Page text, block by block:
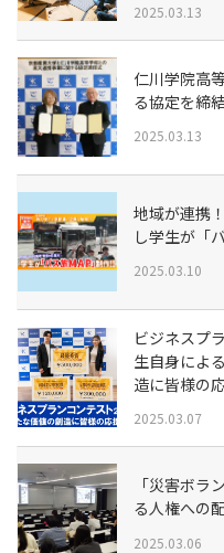
2025.03.13
仁川学院高
る協定を締
2025.03.13
地域が連携
し学生が「
2025.03.10
ビジネスプ
生自身によ
造に皆様の
2025.03.07
「災害ボラ
る人権への
2025.03.06